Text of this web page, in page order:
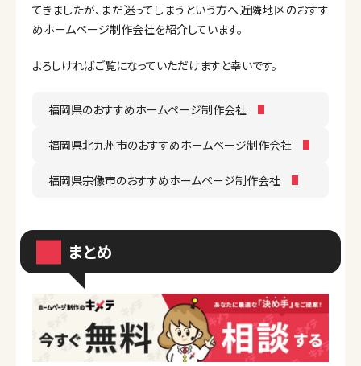
てきましたが、まだ迷ってしまうという方へ近隣地区のおすす
めホームページ制作会社を紹介しています。
よろしければご覧になっていただけますと幸いです。
福岡県のおすすめホームページ制作会社
福岡県北九州市のおすすめホームページ制作会社
福岡県宗像市のおすすめホームページ制作会社
まとめ